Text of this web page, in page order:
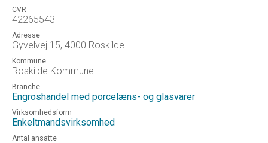
CVR
42265543
Adresse
Gyvelvej 15, 4000 Roskilde
Kommune
Roskilde Kommune
Branche
Engroshandel med porcelæns- og glasvarer
Virksomhedsform
Enkeltmandsvirksomhed
Antal ansatte